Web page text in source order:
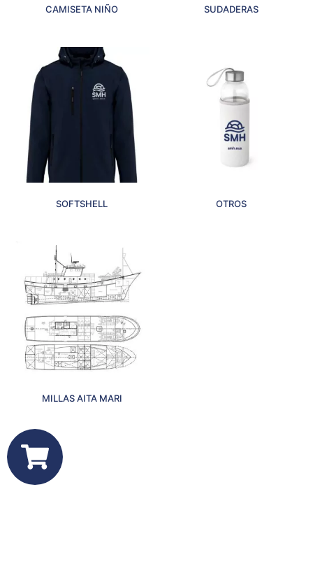
CAMISETA NIÑO SUDADERAS
SOFTSHELL OTROS
MILLAS AITA MARI